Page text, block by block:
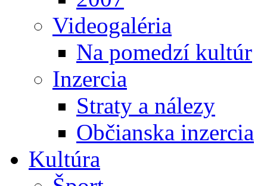
Videogaléria
Na pomedzí kultúr
Inzercia
Straty a nálezy
Občianska inzercia
Kultúra